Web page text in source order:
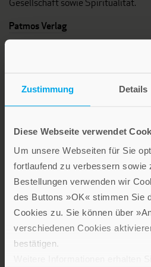
Zustimmung Details
Diese Webseite verwendet
Um unsere Webseiten für Sie
fortlaufend zu verbessern sowie
Bestellungen verwenden wir
des Buttons »OK« stimmen Sie
Cookies zu. Sie können über
verschiedenen Cookies
bestätigen.
Gesellschaft sowie Spiritualität.
Patmos Verlag
Lebensfreude in farbenfroher
Geschenke mit wohltuenden
Segenswünsche und
werden. Grußkarten für
Verlag am Eschbach